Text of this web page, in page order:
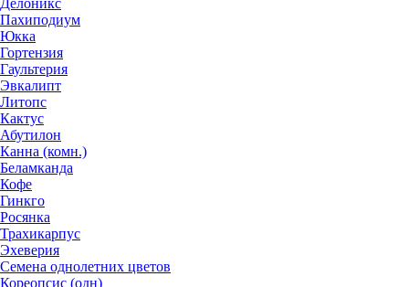
Делоникс
Пахиподиум
Юкка
Гортензия
Гаультерия
Эвкалипт
Литопс
Кактус
Абутилон
Канна (комн.)
Беламканда
Кофе
Гинкго
Росянка
Трахикарпус
Эхеверия
Семена однолетних цветов
Кореопсис (одн)